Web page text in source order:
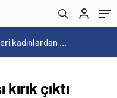
Norweç silahlı kuvvetleri kadınlardan oluşan özel kuvvetler eğitimlerini başlattı.
kırık çıktı